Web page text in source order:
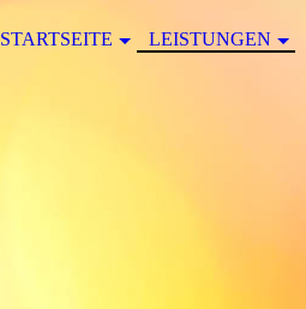
STARTSEITE LEISTUNGEN